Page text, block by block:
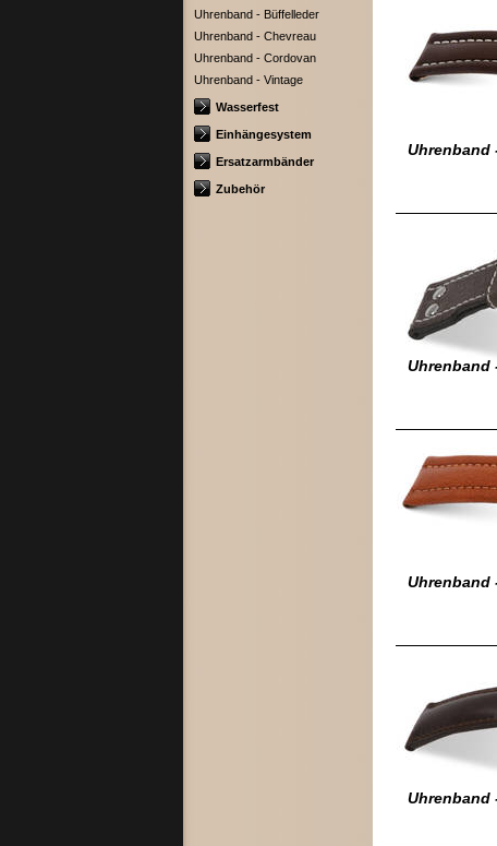
Uhrenband - Büffelleder
Uhrenband - Chevreau
Uhrenband - Cordovan
Uhrenband - Vintage
Wasserfest
Einhängesystem
Ersatzarmbänder
Zubehör
Uhrenband
Uhrenband
Uhrenband
Uhrenband